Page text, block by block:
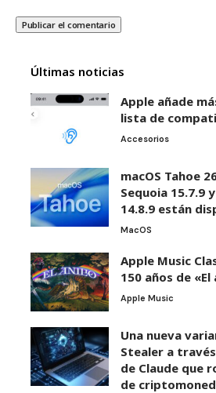
Últimas noticias
Apple añade
lista de
Accesorios
macOS Tahoe
Sequoia 15.7.9
14.8.9 están
MacOS
Apple Music
150 años de
Apple Music
Una nueva
Stealer a
de Claude que
de